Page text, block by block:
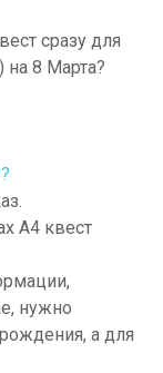
сразу для
8 Марта?
А4 квест
нужно
а для